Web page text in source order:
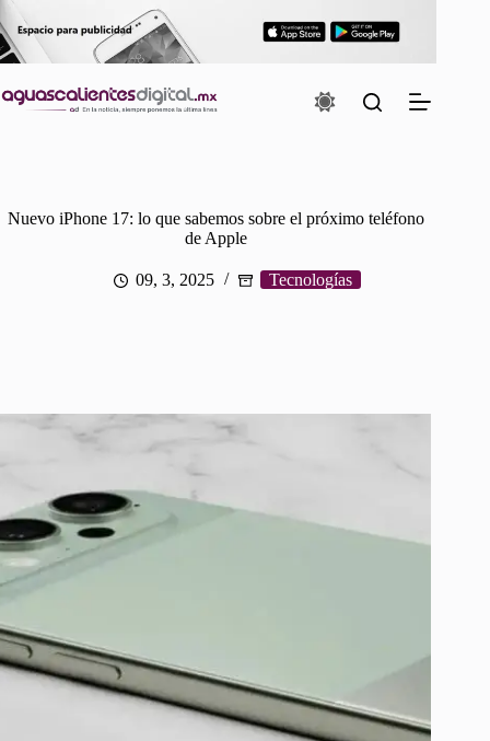
al
contenido
Nuevo iPhone 17: lo que sabemos sobre el próximo teléfono
de Apple
09, 3, 2025 Tecnologías